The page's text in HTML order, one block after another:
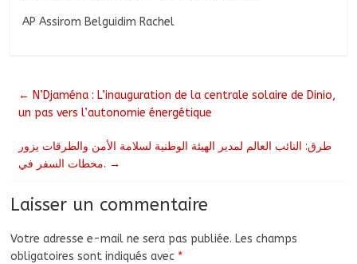
AP Assirom Belguidim Rachel
← N’Djaména : L’inauguration de la centrale solaire de Dinio,
un pas vers l’autonomie énergétique
طرق: النائب العالم لمدير الهيئة الوطنية لسلامة الأمن والطرقات يزور
محطات السفر في. →
Laisser un commentaire
Votre adresse e-mail ne sera pas publiée. Les champs
obligatoires sont indiqués avec *